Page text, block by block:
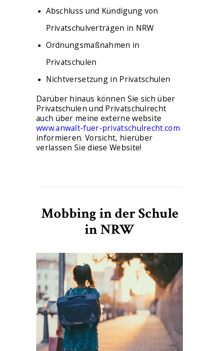
Abschluss und Kündigung von
Privatschulverträgen in NRW
Ordnungsmaßnahmen in
Privatschulen
Nichtversetzung in Privatschulen
Darüber hinaus können Sie sich über
Privatschulen und Privatschulrecht
auch über meine externe website
www.anwalt-fuer-privatschulrecht.com
informieren. Vorsicht, hierüber
verlassen Sie diese Website!
Mobbing in der Schule
in NRW